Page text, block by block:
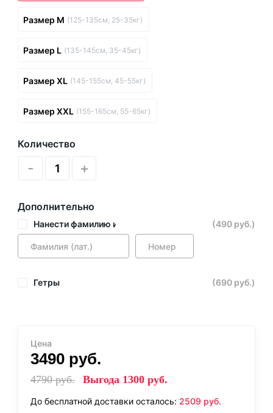
Размер M (125-135см, 25-35кг)
Размер L (135-145см, 35-45кг)
Размер XL (145-155см, 45-55кг)
Размер XXL (155-165см, 55-65кг)
Количество
- +
Дополнительно
Нанести фамилию и номер (490 руб.)
Гетры (690 руб.)
Цена
3490 руб.
4790руб. Выгода 1300 руб.
До бесплатной доставки осталось: 2509 руб.